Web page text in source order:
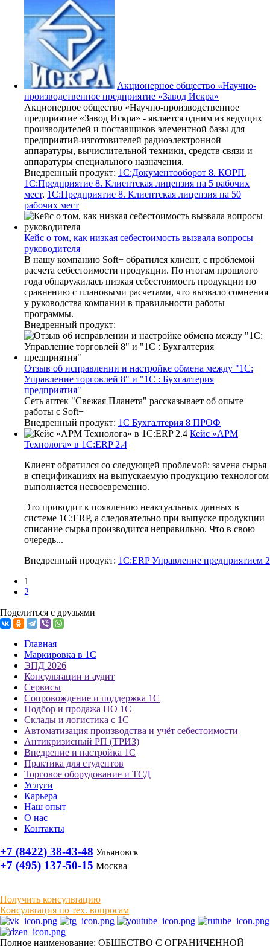
Акционерное общество «Научно-
производственное предприятие «Завод Искра»
Акционерное общество «Научно-производственное
предприятие «Завод Искра» - является одним из ведущих
производителей и поставщиков элементной базы для
предприятий-изготовителей радиоэлектронной
аппаратуры, вычислительной техники, средств связи и
аппаратуры специального назначения.
Внедренный продукт: 1С:Документооборот 8. КОРП,
1С:Предприятие 8. Клиентская лицензия на 5 рабочих
мест, 1С:Предприятие 8. Клиентская лицензия на 50
рабочих мест
Кейс о том, как низкая себестоимость вызвала вопросы
руководителя
В нашу компанию Soft+ обратился клиент, с проблемой
расчета себестоимости продукции. По итогам прошлого
года обнаружилась низкая себестоимость продукции по
сравнению с плановыми расчетами, что вызвало сомнения
у руководства компании в правильности работы
программы.
Внедренный продукт:
Отзыв об исправлении и настройке обмена между "1С:
Управление торговлей 8" и "1С : Бухгалтерия
предприятия"
Сеть аптек "Свежая Планета" рассказывает об опыте
работы с Soft+
Внедренный продукт: 1С Бухгалтерия 8 ПРОФ
Кейс «АРМ
Технолога» в 1С:ERP 2.4
Клиент обратился со следующей проблемой: замена сырья
в спецификациях на выпускаемую продукцию технологом
выполняется несвоевременно.
Это приводит к появлению неактуальных данных в
системе 1С:ERP, а следовательно при выпуске продукции
списание сырья производится неправильно. Что в свою
очередь...
Внедренный продукт: 1С:ERP Управление предприятием 2
1
2
Поделиться с друзьями
Главная
Маркировка в 1С
ЭПД 2026
Консультации и аудит
Сервисы
Сопровождение и поддержка 1С
Подбор и продажа ПО 1С
Склады и логистика с 1С
Автоматизация производства и учёт себестоимости
Антикризисный РП (ТРИЗ)
Внедрение и настройка 1С
Практика для студентов
Торговое оборудование и ТСД
Услуги
Карьера
Наш опыт
О нас
Контакты
+7 (8422) 38-43-48 Ульяновск
+7 (495) 137-50-15 Москва
Получить консультацию
Консультация по тех. вопросам
Полное наименование: ОБЩЕСТВО С ОГРАНИЧЕННОЙ